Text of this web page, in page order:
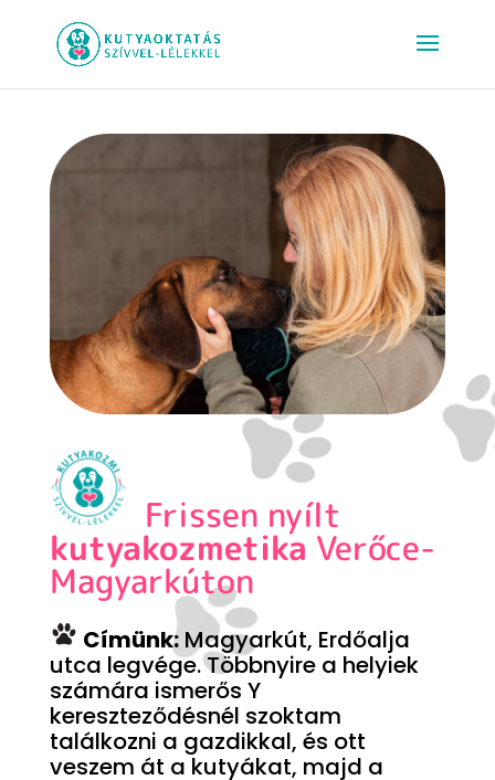
Frissen nyílt
kutyakozmetika Verőce-
Magyarkúton
Címünk:Magyarkút, Erdőalja
utca legvége. Többnyire a helyiek
számára ismerős Y
kereszteződésnél szoktam
találkozni a gazdikkal, és ott
veszem át a kutyákat, majd a